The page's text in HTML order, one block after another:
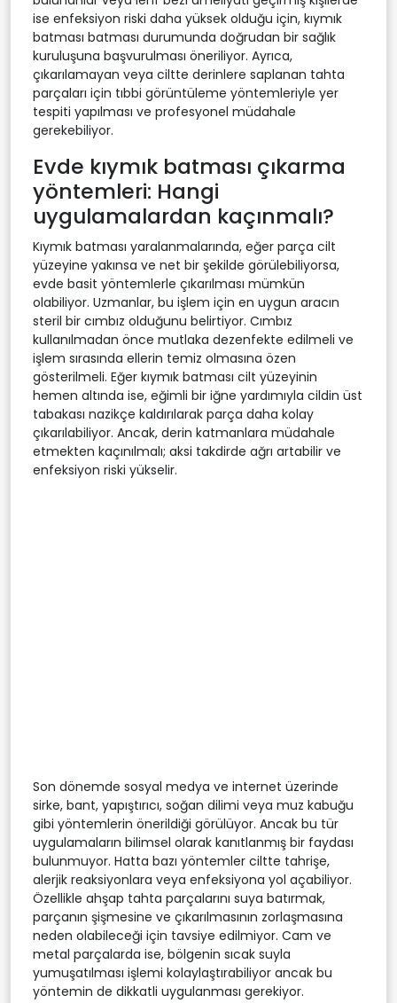
ise enfeksiyon riski daha yüksek olduğu için, kıymık
batması batması durumunda doğrudan bir sağlık
kuruluşuna başvurulması öneriliyor. Ayrıca,
çıkarılamayan veya ciltte derinlere saplanan tahta
parçaları için tıbbi görüntüleme yöntemleriyle yer
tespiti yapılması ve profesyonel müdahale
gerekebiliyor.
Evde kıymık batması çıkarma
yöntemleri: Hangi
uygulamalardan kaçınmalı?
Kıymık batması yaralanmalarında, eğer parça cilt
yüzeyine yakınsa ve net bir şekilde görülebiliyorsa,
evde basit yöntemlerle çıkarılması mümkün
olabiliyor. Uzmanlar, bu işlem için en uygun aracın
steril bir cımbız olduğunu belirtiyor. Cımbız
kullanılmadan önce mutlaka dezenfekte edilmeli ve
işlem sırasında ellerin temiz olmasına özen
gösterilmeli. Eğer kıymık batması cilt yüzeyinin
hemen altında ise, eğimli bir iğne yardımıyla cildin üst
tabakası nazikçe kaldırılarak parça daha kolay
çıkarılabiliyor. Ancak, derin katmanlara müdahale
etmekten kaçınılmalı; aksi takdirde ağrı artabilir ve
enfeksiyon riski yükselir.
Son dönemde sosyal medya ve internet üzerinde
sirke, bant, yapıştırıcı, soğan dilimi veya muz kabuğu
gibi yöntemlerin önerildiği görülüyor. Ancak bu tür
uygulamaların bilimsel olarak kanıtlanmış bir faydası
bulunmuyor. Hatta bazı yöntemler ciltte tahrişe,
alerjik reaksiyonlara veya enfeksiyona yol açabiliyor.
Özellikle ahşap tahta parçalarını suya batırmak,
parçanın şişmesine ve çıkarılmasının zorlaşmasına
neden olabileceği için tavsiye edilmiyor. Cam ve
metal parçalarda ise, bölgenin sıcak suyla
yumuşatılması işlemi kolaylaştırabiliyor ancak bu
yöntemin de dikkatli uygulanması gerekiyor.